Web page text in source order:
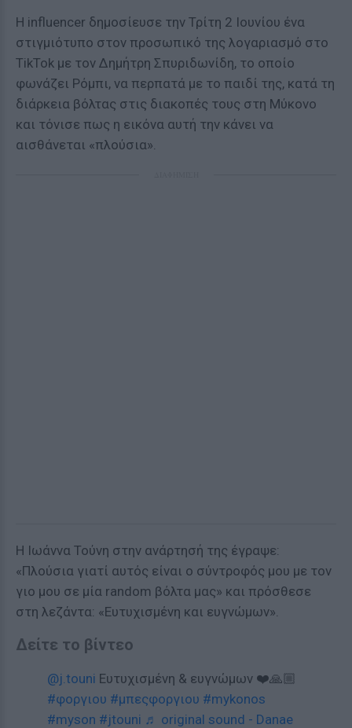
Η influencer δημοσίευσε την Τρίτη 2 Ιουνίου ένα
στιγμιότυπο στον προσωπικό της λογαριασμό στο
TikTok με τον Δημήτρη Σπυριδωνίδη, το οποίο
φωνάζει Ρόμπι, να περπατά με το παιδί της, κατά τη
διάρκεια βόλτας στις διακοπές τους στη Μύκονο
και τόνισε πως η εικόνα αυτή την κάνει να
αισθάνεται «πλούσια».
Η Ιωάννα Τούνη στην ανάρτησή της έγραψε:
«Πλούσια γιατί αυτός είναι ο σύντροφός μου με τον
γιο μου σε μία random βόλτα μας» και πρόσθεσε
στη λεζάντα: «Ευτυχισμένη και ευγνώμων».
Δείτε το βίντεο
@j.touni Ευτυχισμένη & ευγνώμων ❤️🙏🏼
#φοργιου #μπεςφοργιου #mykonos
#myson #jtouni ♬ original sound - Danae